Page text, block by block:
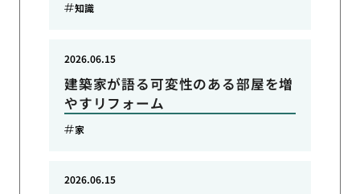
知識
建築家が語る可変性のある部屋を増
やすリフォーム
2026.06.15
家
2026.06.15